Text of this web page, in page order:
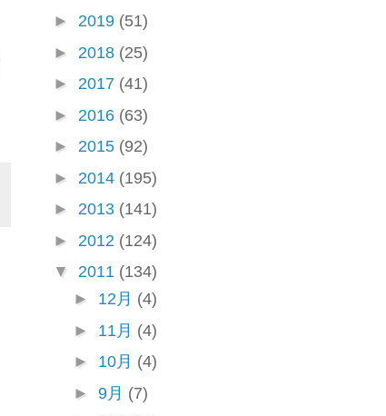
► 2019 (51)
► 2018 (25)
► 2017 (41)
► 2016 (63)
► 2015 (92)
► 2014 (195)
► 2013 (141)
► 2012 (124)
▼ 2011 (134)
► 12月 (4)
► 11月 (4)
► 10月 (4)
► 9月 (7)